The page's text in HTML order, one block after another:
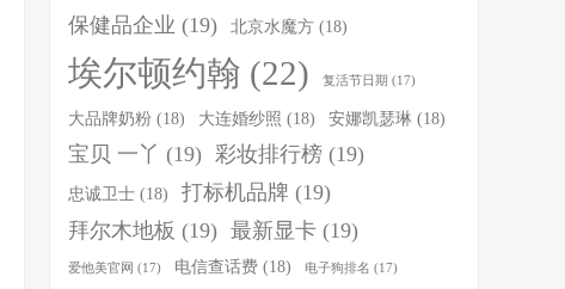
保健品企业 (19) 北京水魔方 (18)
埃尔顿约翰 (22) 复活节日期 (17)
大品牌奶粉 (18) 大连婚纱照 (18) 安娜凯瑟琳 (18)
宝贝 一丫 (19) 彩妆排行榜 (19)
忠诚卫士 (18) 打标机品牌 (19)
拜尔木地板 (19) 最新显卡 (19)
爱他美官网 (17) 电信查话费 (18) 电子狗排名 (17)